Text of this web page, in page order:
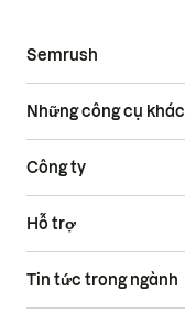
Semrush
Những công cụ khác
Công ty
Hỗ trợ
Tin tức trong ngành